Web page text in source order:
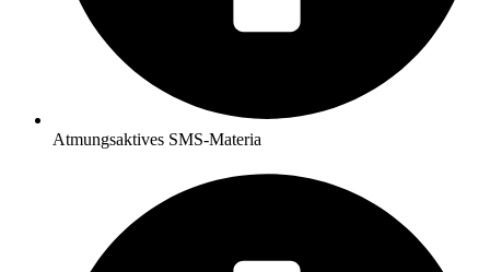
Atmungsaktives SMS-Materia